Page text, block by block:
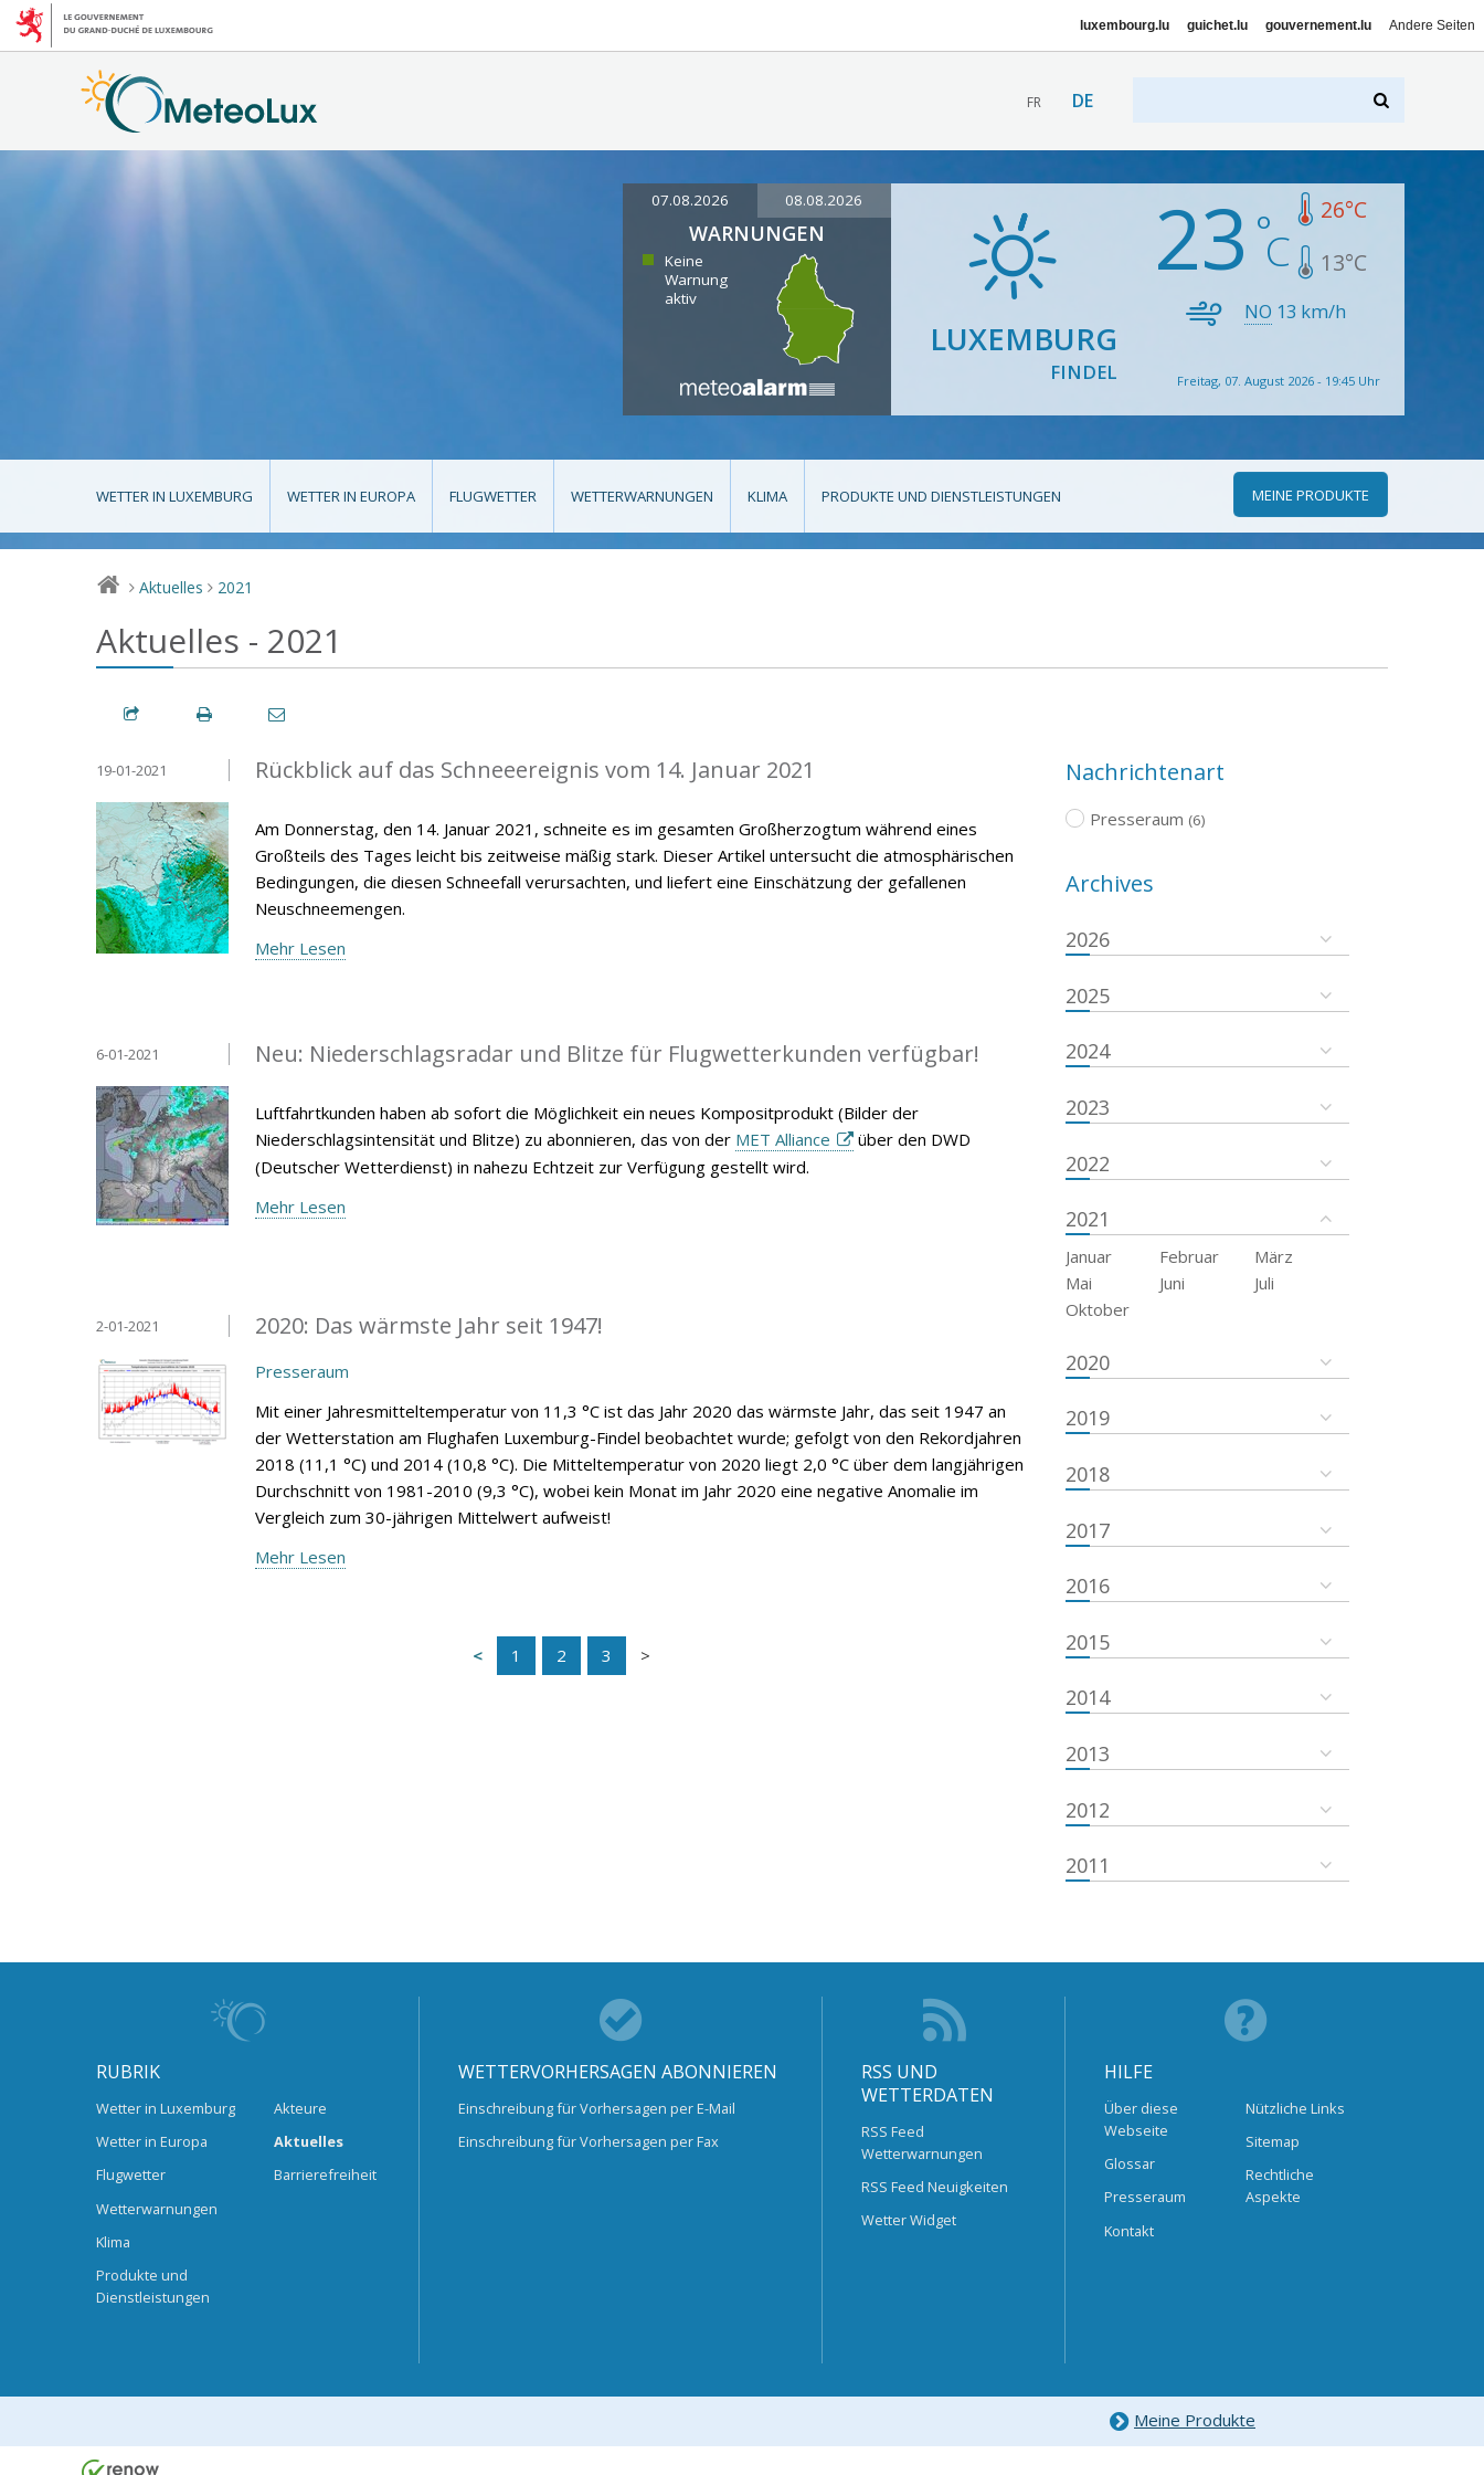
luxembourg.lu guichet.lu gouvernement.lu Andere Seiten
FR DE
07.08.2026 08.08.2026
WARNUNGEN
Keine
Warnung
aktiv
LUXEMBURG
FINDEL
23 26°C
13°C
NO 13 km/h
Freitag, 07. August 2026 - 19:45 Uhr
WETTER IN LUXEMBURG WETTER IN EUROPA FLUGWETTER WETTERWARNUNGEN KLIMA PRODUKTE UND DIENSTLEISTUNGEN MEINE PRODUKTE
> Aktuelles > 2021
Aktuelles - 2021
Rückblick auf das Schneeereignis vom 14. Januar 2021
19-01-2021
Am Donnerstag, den 14. Januar 2021, schneite es im gesamten Großherzogtum während eines
Großteils des Tages leicht bis zeitweise mäßig stark. Dieser Artikel untersucht die atmosphärischen
Bedingungen, die diesen Schneefall verursachten, und liefert eine Einschätzung der gefallenen
Neuschneemengen.
Mehr Lesen
Neu: Niederschlagsradar und Blitze für Flugwetterkunden verfügbar!
6-01-2021
Luftfahrtkunden haben ab sofort die Möglichkeit ein neues Kompositprodukt (Bilder der
Niederschlagsintensität und Blitze) zu abonnieren, das von der MET Alliance
über den DWD
(Deutscher Wetterdienst) in nahezu Echtzeit zur Verfügung gestellt wird.
Mehr Lesen
2020: Das wärmste Jahr seit 1947!
2-01-2021
Presseraum
Mit einer Jahresmitteltemperatur von 11,3 °C ist das Jahr 2020 das wärmste Jahr, das seit 1947 an
der Wetterstation am Flughafen Luxemburg-Findel beobachtet wurde; gefolgt von den Rekordjahren
2018 (11,1 °C) und 2014 (10,8 °C). Die Mitteltemperatur von 2020 liegt 2,0 °C über dem langjährigen
Durchschnitt von 1981-2010 (9,3 °C), wobei kein Monat im Jahr 2020 eine negative Anomalie im
Vergleich zum 30-jährigen Mittelwert aufweist!
Mehr Lesen
1 2 3
Nachrichtenart
Presseraum (6)
Archives
2026
2025
2024
2023
2022
2021
Januar Februar
März
Mai
Juni
Juli
Oktober
2020
2019
2018
2017
2016
2015
2014
2013
2012
2011
RUBRIK
Wetter in Luxemburg
Wetter in Europa
Flugwetter
Wetterwarnungen
Klima
Produkte und
Dienstleistungen
Akteure
Aktuelles
Barrierefreiheit
WETTERVORHERSAGEN ABONNIEREN
Einschreibung für Vorhersagen per E-Mail
Einschreibung für Vorhersagen per Fax
RSS UND
WETTERDATEN
RSS Feed
Wetterwarnungen
RSS Feed Neuigkeiten
Wetter Widget
HILFE
Über diese
Webseite
Glossar
Presseraum
Kontakt
Nützliche Links
Sitemap
Rechtliche
Aspekte
Meine Produkte